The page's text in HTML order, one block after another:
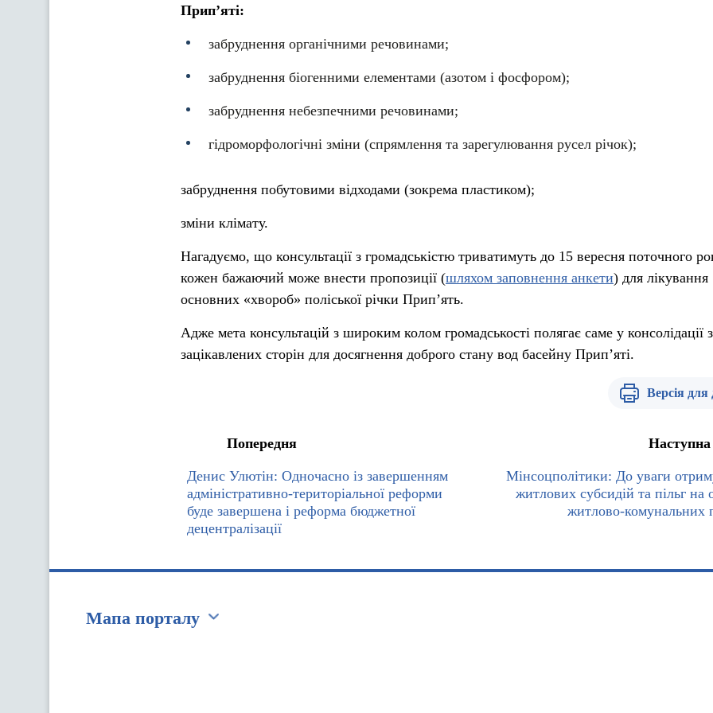
Прип’яті:
забруднення органічними речовинами;
забруднення біогенними елементами (азотом і фосфором);
забруднення небезпечними речовинами;
гідроморфологічні зміни (спрямлення та зарегулювання русел річок);
забруднення побутовими відходами (зокрема пластиком);
зміни клімату.
Нагадуємо, що консультації з громадськістю триватимуть до 15 вересня поточного
кожен бажаючий може внести пропозиції (шляхом заповнення анкети) для лікування
основних «хвороб» поліської річки Прип’ять.
Адже мета консультацій з широким колом громадськості полягає саме у консолідації
зацікавлених сторін для досягнення доброго стану вод басейну Прип’яті.
Версія для
Попередня
Денис Улютін: Одночасно із завершенням
адміністративно-територіальної реформи
буде завершена і реформа бюджетної
децентралізації
Наступна
Мінсоцполітики: До уваги
житлових субсидій та пільг на
житлово-комунальних
Мапа порталу